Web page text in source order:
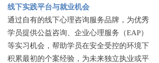
线下实践平台与就业机会
通过自有的线下心理咨询服务品牌，为优秀
学员提供公益咨询、企业心理服务（EAP）
等实习机会，帮助学员在安全受控的环境下
积累最初的个案经验，为未来独立执业或平